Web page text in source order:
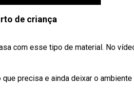
de criança
com esse tipo de material. No
precisa e ainda deixar o ambiente